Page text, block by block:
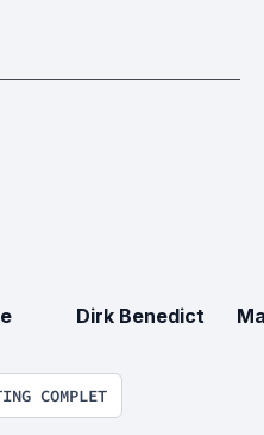
Dirk Benedict
COMPLET